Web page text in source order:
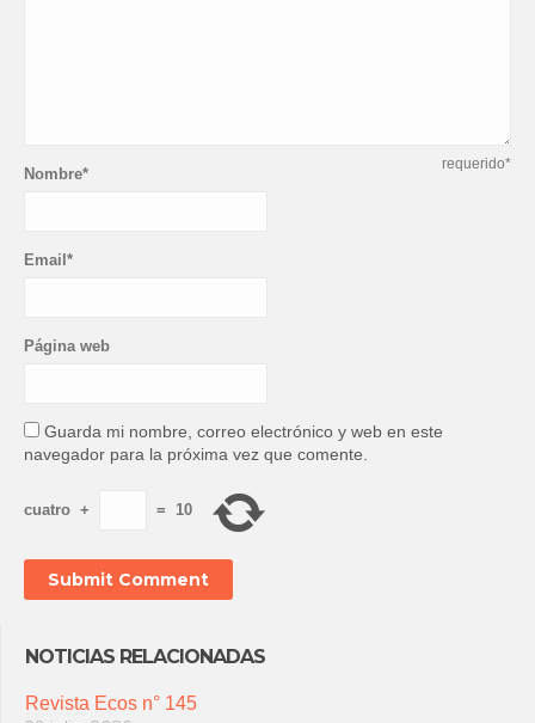
requerido*
Nombre*
Email*
Página web
Guarda mi nombre, correo electrónico y web en este
navegador para la próxima vez que comente.
cuatro + = 10
NOTICIAS RELACIONADAS
Revista Ecos n° 145